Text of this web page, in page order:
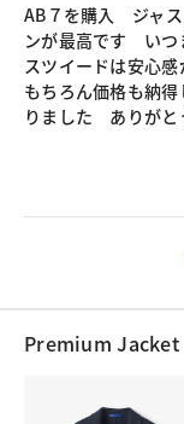
AB７を購入 ジャ
ンが最高です いつ
スツイードは安心
もちろん価格も納
りました ありがと
Premium Jacket